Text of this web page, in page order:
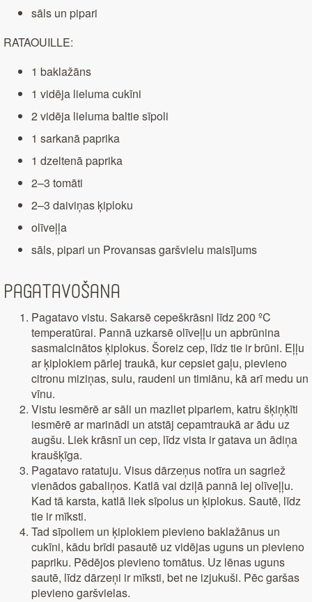
sāls un pipari
RATAOUILLE:
1 baklažāns
1 vidēja lieluma cukīni
2 vidēja lieluma baltie sīpoli
1 sarkanā paprika
1 dzeltenā paprika
2–3 tomāti
2–3 daiviņas ķiploku
olīveļļa
sāls, pipari un Provansas garšvielu maisījums
Pagatavošana
Pagatavo vistu. Sakarsē cepeškrāsni līdz 200 ºC
temperatūrai. Pannā uzkarsē olīveļļu un apbrūnina
sasmalcinātos ķiplokus. Šoreiz cep, līdz tie ir brūni. Eļļu
ar ķiplokiem pārlej traukā, kur cepsiet gaļu, pievieno
citronu miziņas, sulu, raudeni un timiānu, kā arī medu un
vīnu.
Vistu iesmērē ar sāli un mazliet pipariem, katru šķiņķīti
iesmērē ar marinādi un atstāj cepamtraukā ar ādu uz
augšu. Liek krāsnī un cep, līdz vista ir gatava un ādiņa
kraušķīga.
Pagatavo ratatuju. Visus dārzeņus notīra un sagriež
vienādos gabaliņos. Katlā vai dziļā pannā lej olīveļļu.
Kad tā karsta, katlā liek sīpolus un ķiplokus. Sautē, līdz
tie ir mīksti.
Tad sīpoliem un ķiplokiem pievieno baklažānus un
cukīni, kādu brīdi pasautē uz vidējas uguns un pievieno
papriku. Pēdējos pievieno tomātus. Uz lēnas uguns
sautē, līdz dārzeņi ir mīksti, bet ne izjukuši. Pēc garšas
pievieno garšvielas.